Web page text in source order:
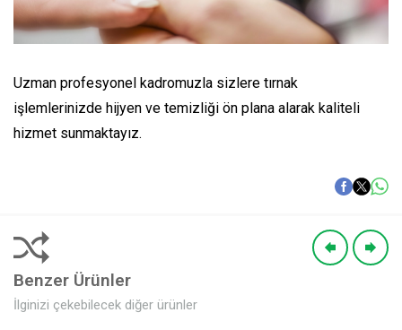
Uzman profesyonel kadromuzla sizlere tırnak
işlemlerinizde hijyen ve temizliği ön plana alarak kaliteli
hizmet sunmaktayız.
Benzer Ürünler
İlginizi çekebilecek diğer ürünler